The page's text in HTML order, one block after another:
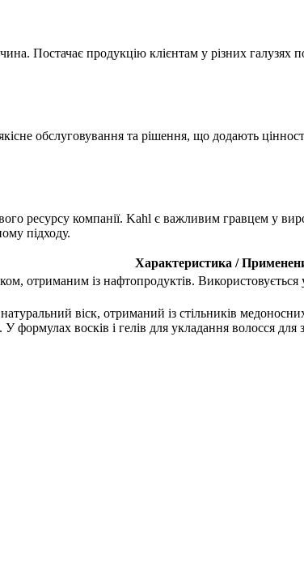
Постачає продукцію клієнтам у різних галузях
обслуговування та рішення, що додають
ресурсу компанії. Kahl є важливим гравцем у
підходу.
Характеристика /
отриманим із нафтопродуктів. Використовується
віск, отриманий із стільників
У формулах восків і гелів для укладання волосся для